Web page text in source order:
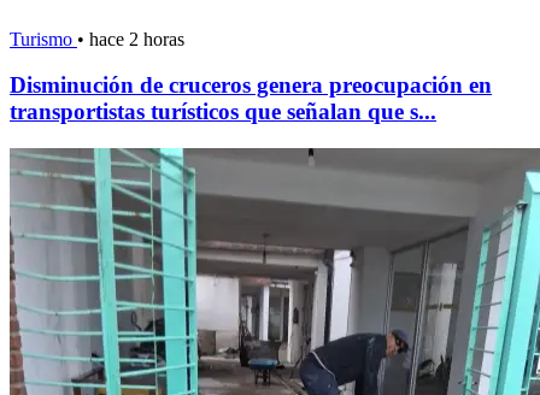
Turismo • hace 2 horas
Disminución de cruceros genera preocupación en
transportistas turísticos que señalan que s...